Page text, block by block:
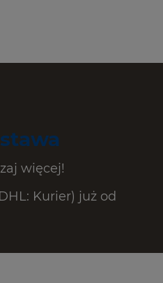
więcej!
Kurier) już od